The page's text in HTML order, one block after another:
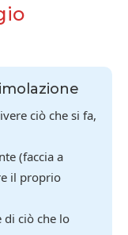
ciò che si fa,
(faccia a
il proprio
di ciò che lo